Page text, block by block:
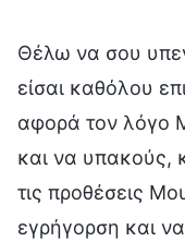
Θέλω να σου
είσαι καθόλου
αφορά τον λόγο
και να υπακούς,
τις προθέσεις
εγρήγορση και